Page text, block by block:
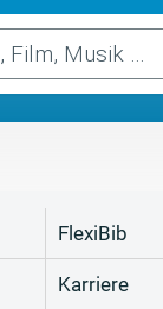
FlexiBib
Karriere